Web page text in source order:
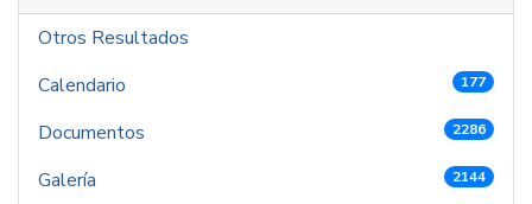
Otros Resultados
Calendario
177
Documentos 2286
Galería 2144